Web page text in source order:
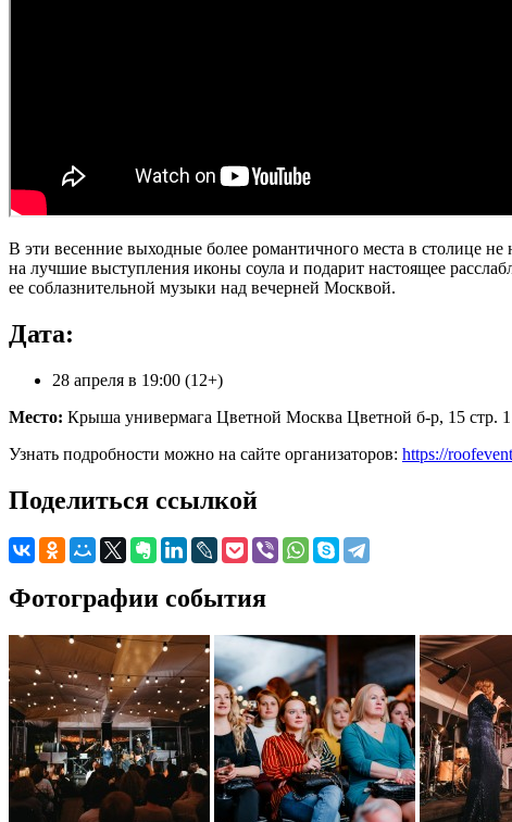
В эти весенние выходные более романтичного места в столице не
на лучшие выступления иконы соула и подарит настоящее
ее соблазнительной музыки над вечерней Москвой.
Дата:
28 апреля в 19:00 (12+)
Место: Крыша универмага Цветной Москва Цветной б-р, 15 стр. 1
Узнать подробности можно на сайте организаторов: https://
Поделиться ссылкой
Фотографии события